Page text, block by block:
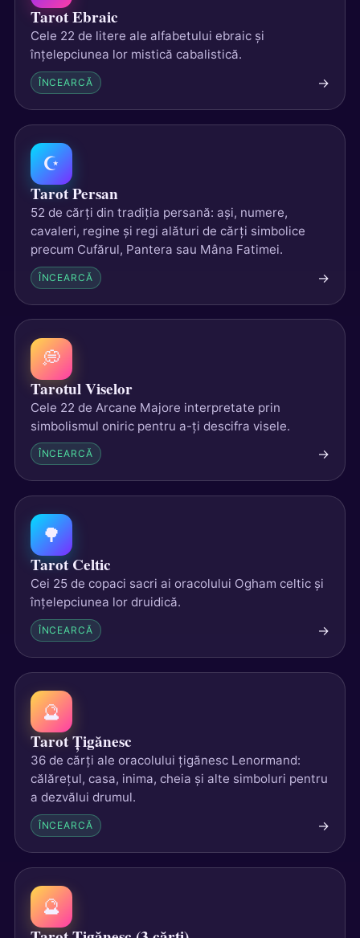
Tarot Ebraic
Cele 22 de litere ale alfabetului ebraic și
înțelepciunea lor mistică cabalistică.
ÎNCEARCĂ →
☪
Tarot Persan
52 de cărți din tradiția persană: ași, numere,
cavaleri, regine și regi alături de cărți simbolice
precum Cufărul, Pantera sau Mâna Fatimei.
ÎNCEARCĂ →
💭
Tarotul Viselor
Cele 22 de Arcane Majore interpretate prin
simbolismul oniric pentru a-ți descifra visele.
ÎNCEARCĂ →
🌳
Tarot Celtic
Cei 25 de copaci sacri ai oracolului Ogham celtic și
înțelepciunea lor druidică.
ÎNCEARCĂ →
🔮
Tarot Țigănesc
36 de cărți ale oracolului țigănesc Lenormand:
călărețul, casa, inima, cheia și alte simboluri pentru
a dezvălui drumul.
ÎNCEARCĂ →
🔮